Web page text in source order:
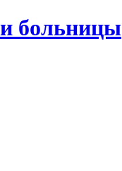
больницы